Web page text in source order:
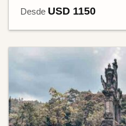
Desde USD 1150